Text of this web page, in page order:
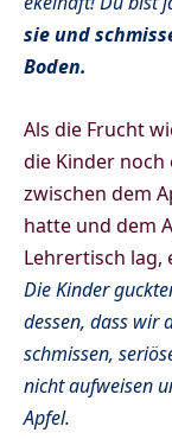
sie und
Boden.
Als die Frucht
die Kinder noch
zwischen dem
hatte und dem
Lehrertisch lag,
Die Kinder
dessen, dass wir
schmissen,
nicht aufweisen
Apfel.